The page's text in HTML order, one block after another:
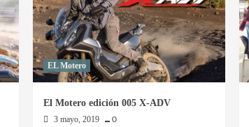
Hayley
Bell
EL Motero
El Motero edición 005 X-ADV
3 mayo, 2019 0